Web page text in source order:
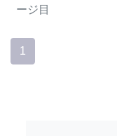
ージ目
1